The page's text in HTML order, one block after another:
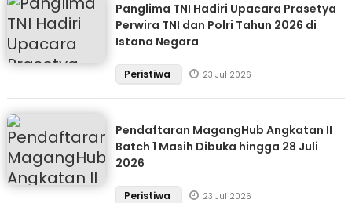
Panglima TNI Hadiri Upacara Prasetya
Perwira TNI dan Polri Tahun 2026 di
Istana Negara
Peristiwa 23 Jul 2026
Pendaftaran MagangHub Angkatan II
Batch 1 Masih Dibuka hingga 28 Juli
2026
Peristiwa 23 Jul 2026